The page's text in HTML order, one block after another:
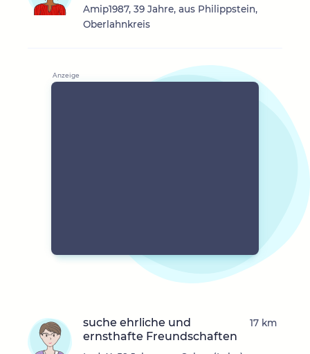
Amip1987, 39 Jahre, aus Philippstein,
Oberlahnkreis
suche ehrliche und
ernsthafte Freundschaften
17 km